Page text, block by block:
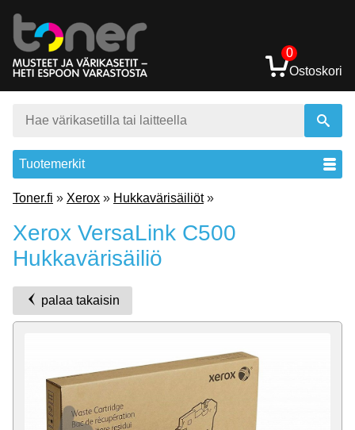
0
Ostoskori
Tuotemerkit
Toner.fi » Xerox » Hukkavärisäiliöt»
Xerox VersaLink C500
Hukkavärisäiliö
palaa takaisin